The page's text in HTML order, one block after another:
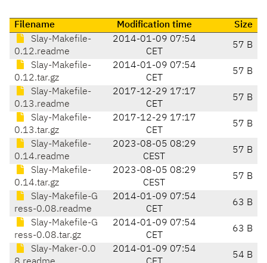
Filename Modification time
Size
Slay-Makefile-
0.12.readme
2014-01-09 07:54
CET
57 B
Slay-Makefile-
0.12.tar.gz
2014-01-09 07:54
CET
57 B
Slay-Makefile-
0.13.readme
2017-12-29 17:17
CET
57 B
Slay-Makefile-
0.13.tar.gz
2017-12-29 17:17
CET
57 B
Slay-Makefile-
0.14.readme
2023-08-05 08:29
CEST
57 B
Slay-Makefile-
0.14.tar.gz
2023-08-05 08:29
CEST
57 B
Slay-Makefile-G
ress-0.08.readme
2014-01-09 07:54
CET
63 B
Slay-Makefile-G
ress-0.08.tar.gz
2014-01-09 07:54
CET
63 B
Slay-Maker-0.0
2014-01-09 07:54
54 B